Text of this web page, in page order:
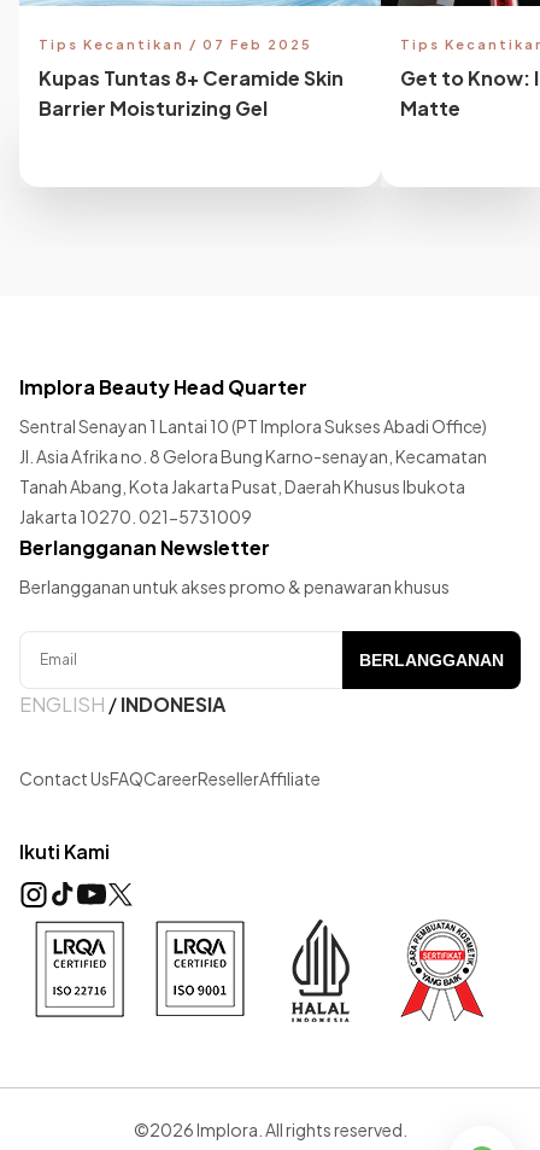
Tips Kecantikan / 07 Feb 2025
Kupas Tuntas 8+ Ceramide Skin
Barrier Moisturizing Gel
Tips
Get to Know:
Matte
Implora Beauty Head Quarter
Sentral Senayan 1 Lantai 10 (PT Implora Sukses Abadi Office)
Jl. Asia Afrika no. 8 Gelora Bung Karno-senayan, Kecamatan
Tanah Abang, Kota Jakarta Pusat, Daerah Khusus Ibukota
Jakarta 10270. 021-5731009
Berlangganan Newsletter
Berlangganan untuk akses promo & penawaran khusus
BERLANGGANAN
ENGLISH /INDONESIA
Contact UsFAQCareerResellerAffiliate
Ikuti Kami
©2026 Implora. All rights reserved.